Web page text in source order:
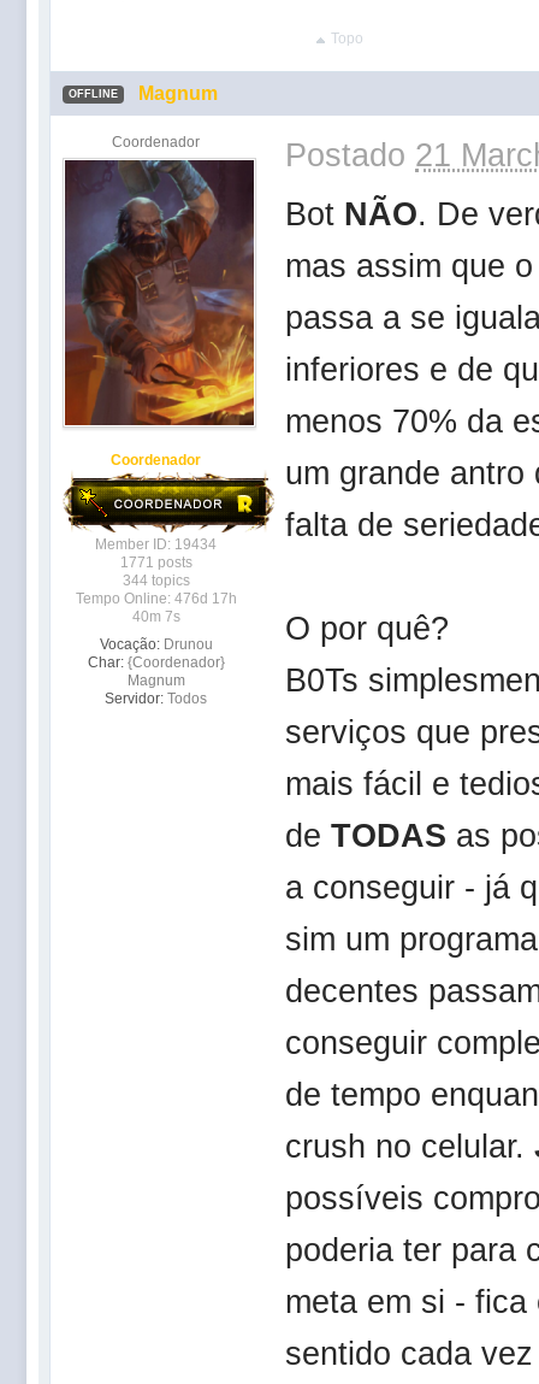
Topo
OFFLINE Magnum
Coordenador
Coordenador
Member ID: 19434
1771 posts
344 topics
Tempo Online: 476d 17h
40m 7s
Vocação: Drunou
Char: {Coordenador}
Magnum
Servidor: Todos
Postado 21
Bot NÃO. De
mas assim que
passa a se
inferiores e de
menos 70% da
um grande
falta de
O por quê?
B0Ts
serviços que
mais fácil e
de TODAS as
a conseguir - já
sim um
decentes
conseguir
de tempo
crush no celular.
possíveis
poderia ter para
meta em si -
sentido cada